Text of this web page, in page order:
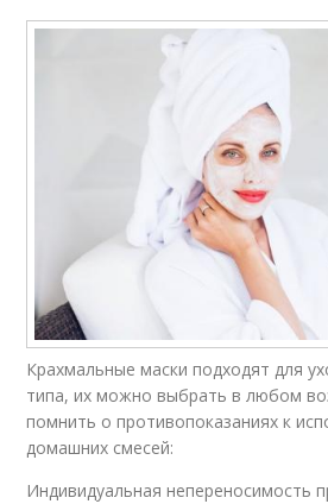
Крахмальные маски подходят для
типа, их можно выбрать в любом
помнить о противопоказаниях к
домашних смесей:
Индивидуальная непереносимость